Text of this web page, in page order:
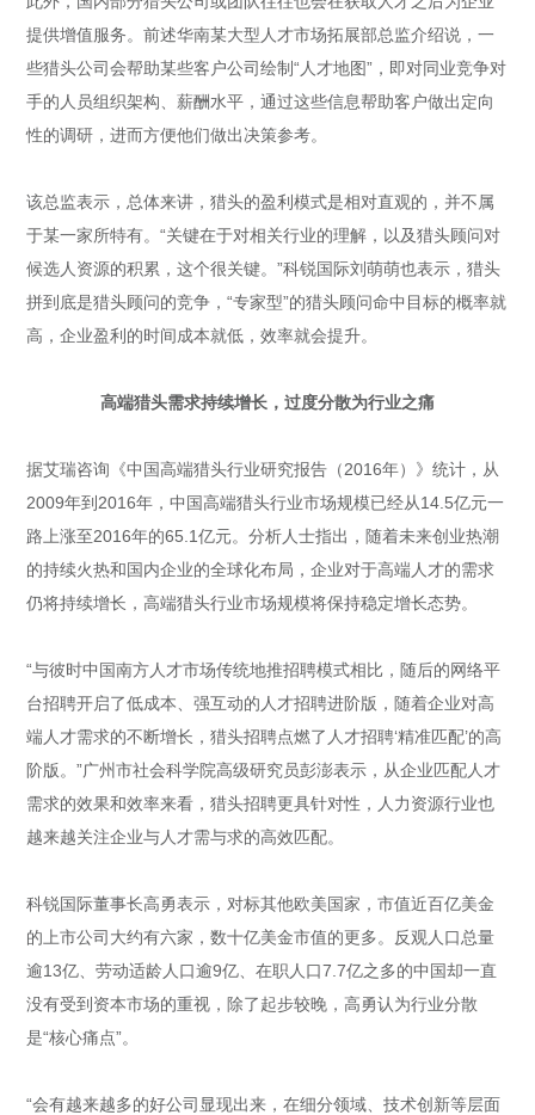
提供增值服务。前述华南某大型人才市场拓展部总监介绍说，一
些猎头公司会帮助某些客户公司绘制“人才地图”，即对同业竞争对
手的人员组织架构、薪酬水平，通过这些信息帮助客户做出定向
性的调研，进而方便他们做出决策参考。
该总监表示，总体来讲，猎头的盈利模式是相对直观的，并不属
于某一家所特有。“关键在于对相关行业的理解，以及猎头顾问对
候选人资源的积累，这个很关键。”科锐国际刘萌萌也表示，猎头
拼到底是猎头顾问的竞争，“专家型”的猎头顾问命中目标的概率就
高，企业盈利的时间成本就低，效率就会提升。
高端猎头需求持续增长，过度分散为行业之痛
据艾瑞咨询《中国高端猎头行业研究报告（2016年）》统计，从
2009年到2016年，中国高端猎头行业市场规模已经从14.5亿元一
路上涨至2016年的65.1亿元。分析人士指出，随着未来创业热潮
的持续火热和国内企业的全球化布局，企业对于高端人才的需求
仍将持续增长，高端猎头行业市场规模将保持稳定增长态势。
“与彼时中国南方人才市场传统地推招聘模式相比，随后的网络平
台招聘开启了低成本、强互动的人才招聘进阶版，随着企业对高
端人才需求的不断增长，猎头招聘点燃了人才招聘‘精准匹配’的高
阶版。”广州市社会科学院高级研究员彭澎表示，从企业匹配人才
需求的效果和效率来看，猎头招聘更具针对性，人力资源行业也
越来越关注企业与人才需与求的高效匹配。
科锐国际董事长高勇表示，对标其他欧美国家，市值近百亿美金
的上市公司大约有六家，数十亿美金市值的更多。反观人口总量
逾13亿、劳动适龄人口逾9亿、在职人口7.7亿之多的中国却一直
没有受到资本市场的重视，除了起步较晚，高勇认为行业分散
是“核心痛点”。
“会有越来越多的好公司显现出来，在细分领域、技术创新等层面